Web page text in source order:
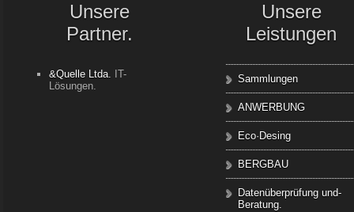
Unsere
Partner.
&Quelle Ltda. IT-
Lösungen.
Unsere
Leistungen
Sammlungen
ANWERBUNG
Eco·Desing
BERGBAU
Datenüberprüfung und-
Beratung.